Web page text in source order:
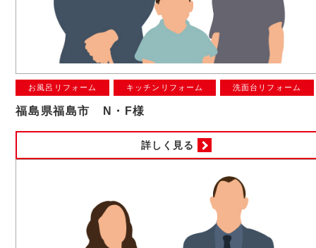
お風呂リフォーム キッチンリフォーム 洗面台リフォーム
福島県福島市 N・F様
詳しく見る